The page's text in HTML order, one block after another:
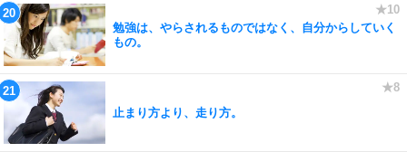
勉強は、やらされるものではなく、自分からしていく
もの。
止まり方より、走り方。